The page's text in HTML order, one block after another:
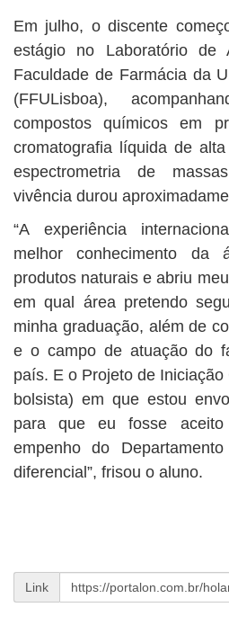
Em julho, o discente
estágio no Laboratório de
Faculdade de Farmácia da
(FFULisboa),
compostos químicos em
cromatografia líquida de
espectrometria de
vivência durou
“A experiência
melhor conhecimento
produtos naturais e abriu
em qual área pretendo
minha graduação, além de
e o campo de atuação do
país. E o Projeto de
bolsista) em que estou
para que eu fosse
empenho do
diferencial”, frisou o aluno.
Link